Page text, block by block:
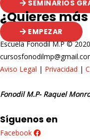
SEMINARIOS
¿Quieres
EMPEZAR
Escuela Fonodil M.P ©
Aviso Legal | Privacidad |
Fonodil M.P- Raquel
Síguenos en
Facebook